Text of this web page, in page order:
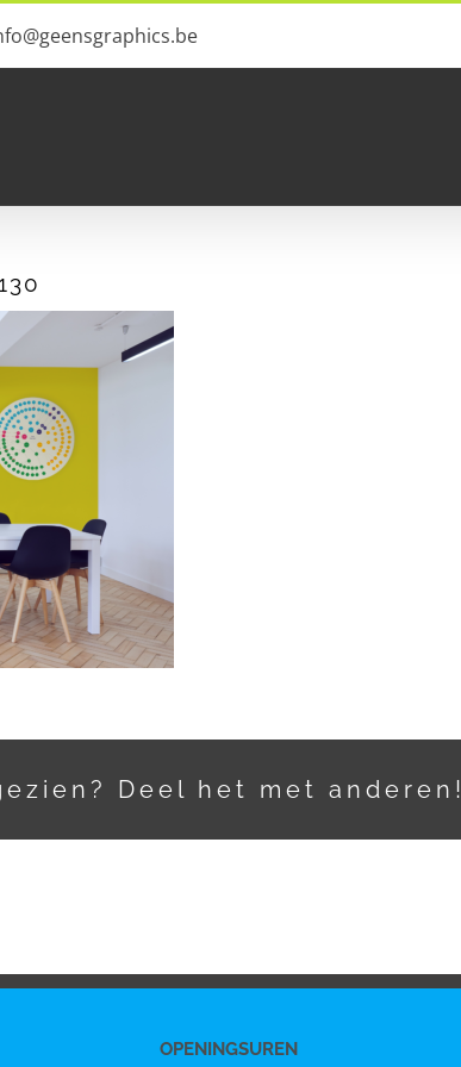
Deel het met anderen!
OPENINGSUREN